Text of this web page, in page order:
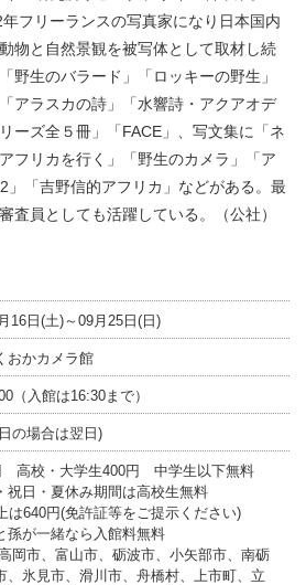
フリーランスの写真家になり日本国内
物と自然景観を被写体として取材し続
野生のバラード」「ロッキーの野生」
アラスカの詩」「水響詩・アクアオデ
ーズ全５冊」「FACE」、写文集に「ネ
フリカを行く」「野生のカメラ」「ア
」「吉野信的アフリカ」などがある。最
査員としても活躍している。（公社）
16日(土)～09月25日(日)
おかカメラ館
（入館は16:30まで）
の場合は翌日)
高校・大学生400円 中学生以下無料
祝日・夏休み期間は高校生無料
は640円(免許証等をご提示ください)
孫が一緒なら入館料無料
岡市、富山市、砺波市、小矢部市、南砺
、氷見市、滑川市、舟橋村、上市町、立